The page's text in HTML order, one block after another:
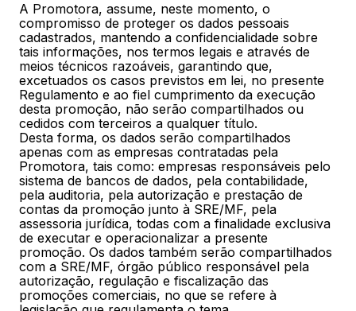
A Promotora, assume, neste momento, o
compromisso de proteger os dados pessoais
cadastrados, mantendo a confidencialidade sobre
tais informações, nos termos legais e através de
meios técnicos razoáveis, garantindo que,
excetuados os casos previstos em lei, no presente
Regulamento e ao fiel cumprimento da execução
desta promoção, não serão compartilhados ou
cedidos com terceiros a qualquer título.
Desta forma, os dados serão compartilhados
apenas com as empresas contratadas pela
Promotora, tais como: empresas responsáveis pelo
sistema de bancos de dados, pela contabilidade,
pela auditoria, pela autorização e prestação de
contas da promoção junto à SRE/MF, pela
assessoria jurídica, todas com a finalidade exclusiva
de executar e operacionalizar a presente
promoção. Os dados também serão compartilhados
com a SRE/MF, órgão público responsável pela
autorização, regulação e fiscalização das
promoções comerciais, no que se refere à